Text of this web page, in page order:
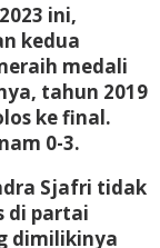
ini,
kedua
medali
tahun 2019
ke final.
0-3.
Sjafri tidak
di partai
dimilikinya